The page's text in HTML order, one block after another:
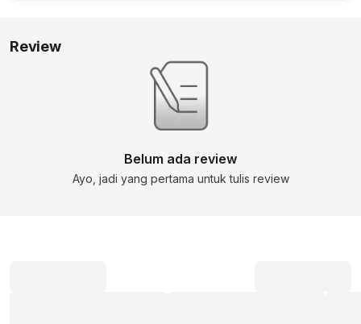
Review
Belum ada review
Ayo, jadi yang pertama untuk tulis review